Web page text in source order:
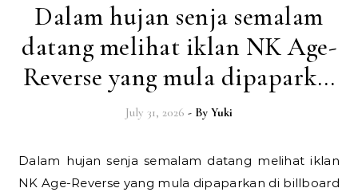
Dalam hujan senja semalam
datang melihat iklan NK Age-
Reverse yang mula dipapark…
July 31, 2026 - By Yuki
Dalam hujan senja semalam datang melihat iklan
NK Age-Reverse yang mula dipaparkan di billboard